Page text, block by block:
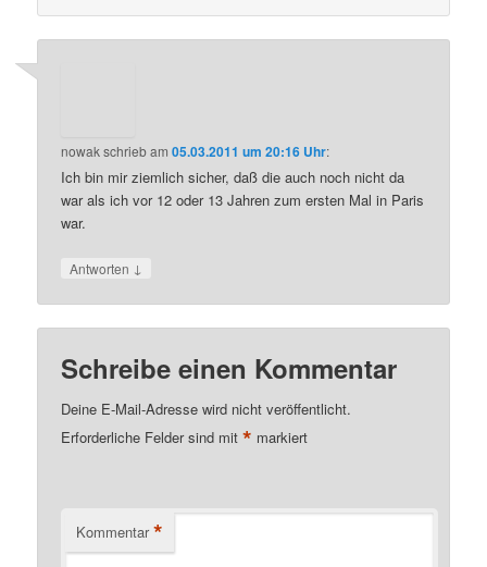
nowakschriebam05.03.2011 um 20:16 Uhr:
Ich bin mir ziemlich sicher, daß die auch noch nicht da
war als ich vor 12 oder 13 Jahren zum ersten Mal in Paris
war.
Antworten ↓
Schreibe einen Kommentar
Deine E-Mail-Adresse wird nicht veröffentlicht.
Erforderliche Felder sind mit* markiert
Kommentar *